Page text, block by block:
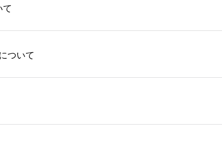
注文時に1ポイント＝1円としてお使いいただけます。ポイ
トの有効期限は一年間です。【会員ランク】過去10カ月の
せん。
て
ンクジェット印刷といって、プリントを定着させるための
布されたままの状態で出荷を行っております。処理剤自体
状態でお届けとなる場合がございます。※2 濃色は淡色に
ついて
頂き、デザインツール上にアップロードをお願い致します。